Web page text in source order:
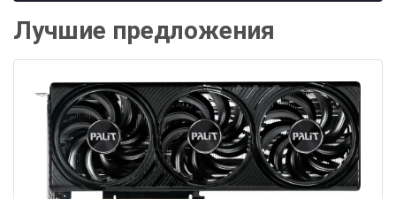
Лучшие предложения